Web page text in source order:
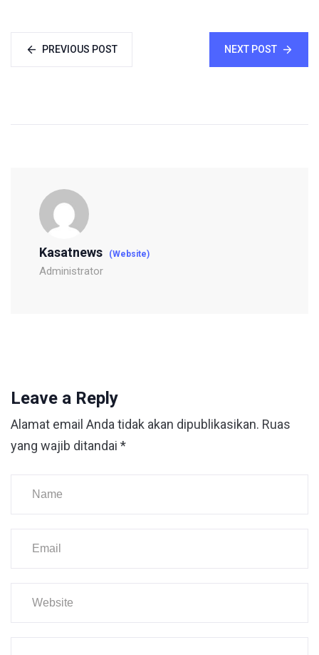
PREVIOUS POST NEXT POST
Kasatnews (Website)
Administrator
Leave a Reply
Alamat email Anda tidak akan dipublikasikan. Ruas
yang wajib ditandai *